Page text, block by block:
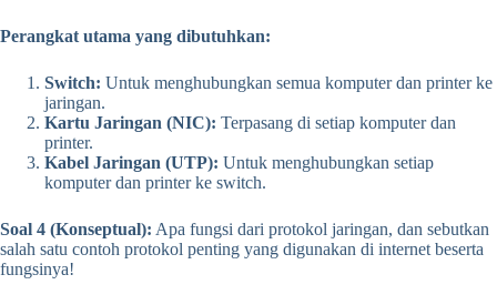
Perangkat utama yang dibutuhkan:
Switch: Untuk menghubungkan semua komputer dan printer ke
jaringan.
Kartu Jaringan (NIC): Terpasang di setiap komputer dan
printer.
Kabel Jaringan (UTP): Untuk menghubungkan setiap
komputer dan printer ke switch.
Soal 4 (Konseptual): Apa fungsi dari protokol jaringan, dan sebutkan
salah satu contoh protokol penting yang digunakan di internet beserta
fungsinya!